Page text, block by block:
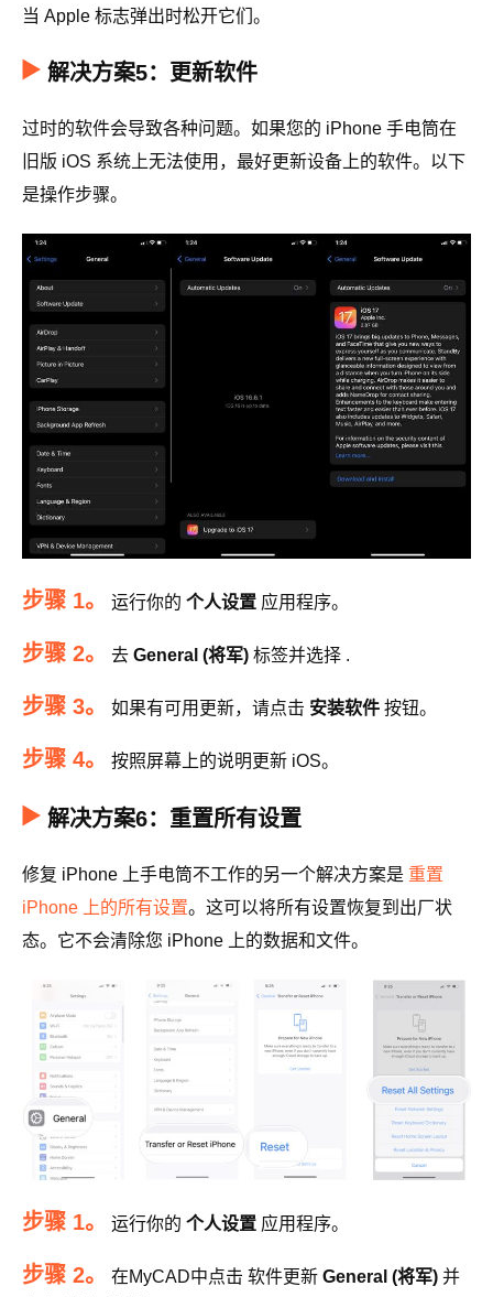
当 Apple 标志弹出时松开它们。
解决方案5：更新软件
过时的软件会导致各种问题。如果您的 iPhone 手电筒在
旧版 iOS 系统上无法使用，最好更新设备上的软件。以下
是操作步骤。
步骤 1。 运行你的 个人设置 应用程序。
步骤 2。 去 General (将军) 标签并选择 .
步骤 3。 如果有可用更新，请点击 安装软件 按钮。
步骤 4。 按照屏幕上的说明更新 iOS。
解决方案6：重置所有设置
修复 iPhone 上手电筒不工作的另一个解决方案是 重置
iPhone 上的所有设置。这可以将所有设置恢复到出厂状
态。它不会清除您 iPhone 上的数据和文件。
步骤 1。 运行你的 个人设置 应用程序。
步骤 2。 在MyCAD中点击 软件更新 General (将军) 并